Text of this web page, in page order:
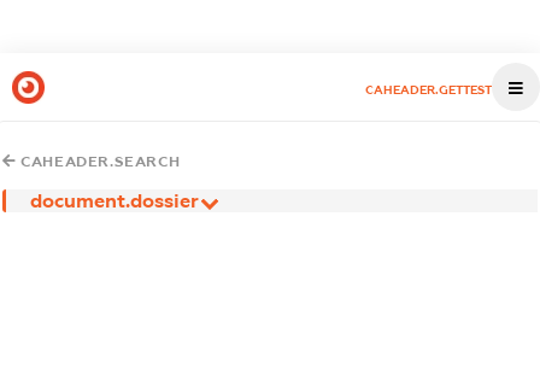
CAHEADER.GETTEST
CAHEADER.SEARCH
document.dossier